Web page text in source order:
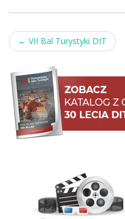
Post
navigation
← VII Bal Turystyki DIT